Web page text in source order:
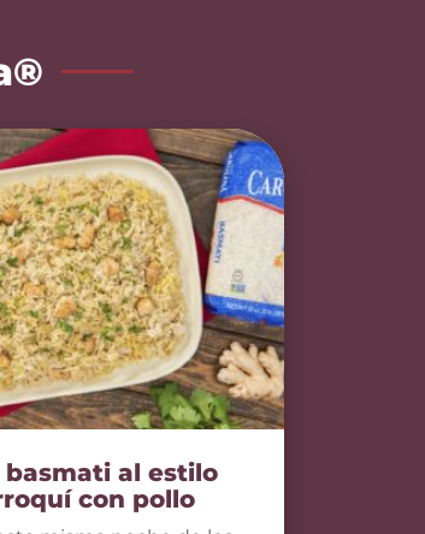
basmati al estilo
con pollo